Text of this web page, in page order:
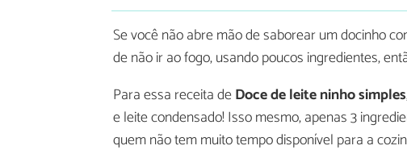
Se você não abre mão de saborear um docinho
de não ir ao fogo, usando poucos ingredientes,
Para essa receita deDoce de leite ninho simples
e leite condensado! Isso mesmo, apenas 3
quem não tem muito tempo disponível para a